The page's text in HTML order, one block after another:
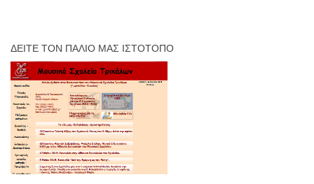
ΔΕΊΤΕ ΤΟΝ ΠΑΛΙΌ ΜΑΣ ΙΣΤΌΤΟΠΟ